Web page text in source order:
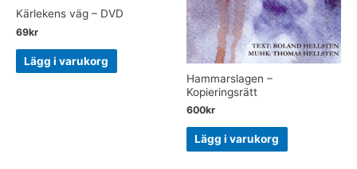
Kärlekens väg – DVD
69kr
Lägg i varukorg
Hammarslagen –
Kopieringsrätt
600kr
Lägg i varukorg